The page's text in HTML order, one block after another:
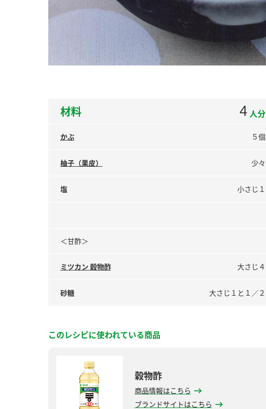
材料 4 人分
かぶ ５個
柚子（果皮） 少々
塩 小さじ１
＜甘酢＞
ミツカン 穀物酢 大さじ４
砂糖 大さじ１と１／２
このレシピに使われている商品
穀物酢
商品情報はこちら
ブランドサイトはこちら